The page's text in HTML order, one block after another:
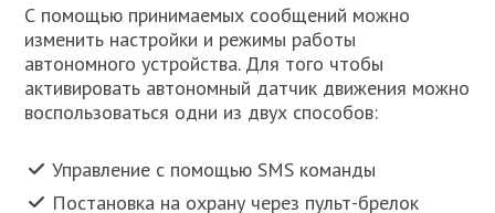
С помощью принимаемых сообщений можно
изменить настройки и режимы работы
автономного устройства. Для того чтобы
активировать автономный датчик движения можно
воспользоваться одни из двух способов:
Управление с помощью SMS команды
Постановка на охрану через пульт-брелок